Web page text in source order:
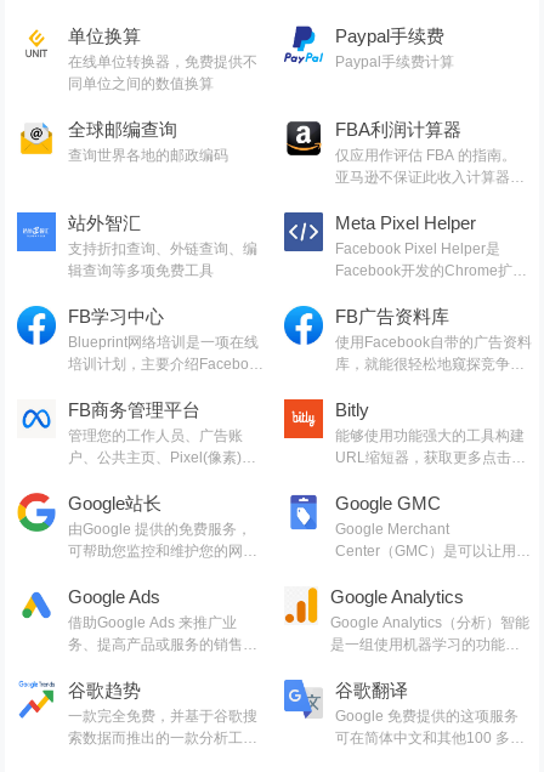
可以选择帮助您检测语法错误
和抄袭
单位换算
在线单位转换器，免费提供不
同单位之间的数值换算
Paypal手续费
Paypal手续费计算
全球邮编查询
查询世界各地的邮政编码
FBA利润计算器
仅应用作评估 FBA 的指南。
亚马逊不保证此收入计算器中
站外智汇
支持折扣查询、外链查询、编
辑查询等多项免费工具
Meta Pixel Helper
Facebook Pixel Helper是
Facebook开发的Chrome扩展
您网站上当前部署的Facebook
Pixels
FB学习中心
Blueprint网络培训是一项在线
培训计划，主要介绍Facebook
FB广告资料库
使用Facebook自带的广告资料
库，就能很轻松地窥探竞争对
FB商务管理平台
管理您的工作人员、广告账
户、公共主页、Pixel(像素)、
广告投放的操作中心
Bitly
能够使用功能强大的工具构建
URL缩短器，获取更多点击
链接的打开情况，比如说链接
点击次数、用户来源以及位置
Google站长
由Google 提供的免费服务，
可帮助您监控和维护您的网站
情况以及排查问题
Google GMC
Google Merchant
Center（GMC）是可以让用户
品，也提供多种功能和报告工
具
Google Ads
借助Google Ads 来推广业
务、提高产品或服务的销售
站流量
Google Analytics
Google Analytics（分析）智能
是一组使用机器学习的功能，
并据此采取行动
谷歌趋势
一款完全免费，并基于谷歌搜
索数据而推出的一款分析工
谷歌翻译
Google 免费提供的这项服务
可在简体中文和其他100 多种